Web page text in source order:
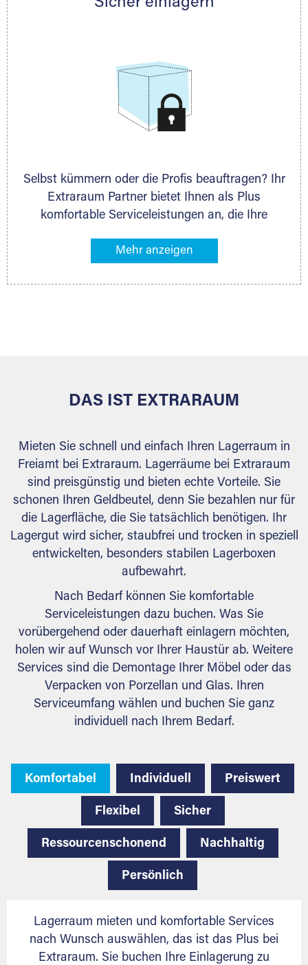
persönlich hinsichtlich Lagervolumen und zu
Selbst kümmern oder die Profis beauftragen? Ihr
Extraraum Partner bietet Ihnen als Plus
komfortable Serviceleistungen an, die Ihre
gehören z. B. Verpackungsservice, Lieferung von
Ihr Lagergut wird bei Ihrem Extraraum Partner
DAS IST EXTRARAUM
Mieten Sie schnell und einfach Ihren Lagerraum in
Freiamt bei Extraraum. Lagerräume bei Extraraum
sind preisgünstig und bieten echte Vorteile. Sie
schonen Ihren Geldbeutel, denn Sie bezahlen nur für
die Lagerfläche, die Sie tatsächlich benötigen. Ihr
Lagergut wird sicher, staubfrei und trocken in speziell
entwickelten, besonders stabilen Lagerboxen
aufbewahrt.
Nach Bedarf können Sie komfortable
Serviceleistungen dazu buchen. Was Sie
vorübergehend oder dauerhaft einlagern möchten,
holen wir auf Wunsch vor Ihrer Haustür ab. Weitere
Services sind die Demontage Ihrer Möbel oder das
Verpacken von Porzellan und Glas. Ihren
Serviceumfang wählen und buchen Sie ganz
individuell nach Ihrem Bedarf.
Komfortabel Individuell Preiswert
Flexibel Sicher
Ressourcenschonend Nachhaltig
Persönlich
Lagerraum mieten und komfortable Services
nach Wunsch auswählen, das ist das Plus bei
Extraraum. Sie buchen Ihre Einlagerung zu